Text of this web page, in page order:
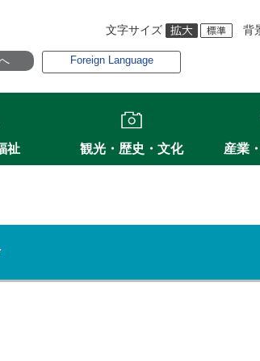
文字サイズ 背
Foreign Language
祉 観光・歴史・文化 産業